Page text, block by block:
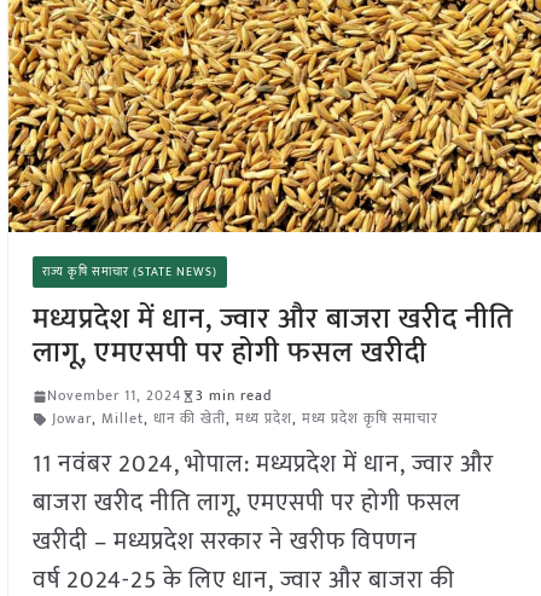
राज्य कृषि समाचार (STATE NEWS)
मध्यप्रदेश में धान, ज्वार और बाजरा खरीद नीति
लागू, एमएसपी पर होगी फसल खरीदी
November 11, 2024
3 min read
Jowar, Millet, धान की खेती, मध्य प्रदेश, मध्य प्रदेश कृषि समाचार
11 नवंबर 2024, भोपाल: मध्यप्रदेश में धान, ज्वार और
बाजरा खरीद नीति लागू, एमएसपी पर होगी फसल
खरीदी – मध्यप्रदेश सरकार ने खरीफ विपणन
वर्ष 2024-25 के लिए धान, ज्वार और बाजरा की